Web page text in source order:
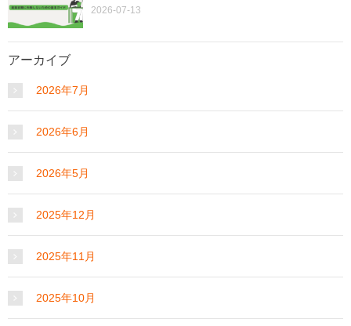
2026-07-13
アーカイブ
2026年7月
2026年6月
2026年5月
2025年12月
2025年11月
2025年10月